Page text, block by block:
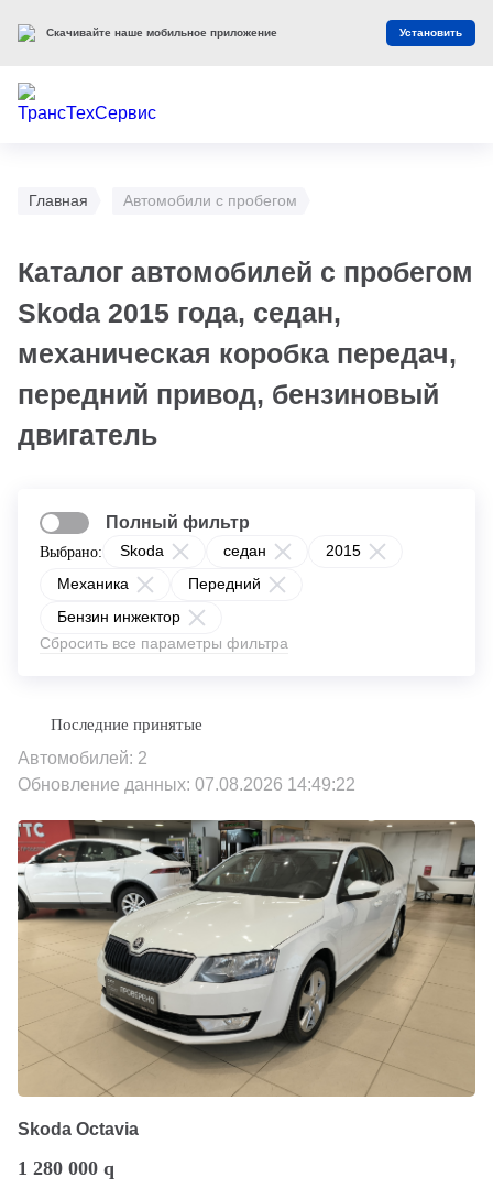
Главная Автомобили с пробегом
Каталог автомобилей с пробегом
Skoda 2015 года, седан,
механическая коробка передач,
передний привод, бензиновый
двигатель
Выбрано: Skoda седан
2015
Механика
Передний
Бензин инжектор
Сбросить все параметры фильтра
Полный фильтр
Автомобилей: 2
Обновление данных: 07.08.2026 14:49:22
Skoda Octavia
1 280 000 q
Скачивайте наше мобильное приложение Установить